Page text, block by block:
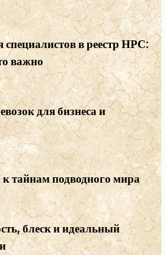
специалистов в реестр НРС:
важно
для бизнеса и
тайнам подводного мира
блеск и идеальный